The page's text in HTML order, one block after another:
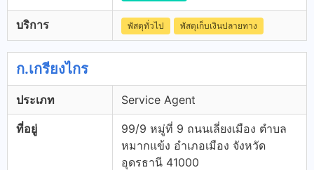
บริการ พัสดุทั่วไป พัสดุเก็บเงินปลายทาง
ก.เกรียงไกร
ประเภท Service Agent
ที่อยู่
99/9 หมู่ที่ 9 ถนนเลี่ยงเมือง ตำบล
หมากแข้ง อำเภอเมือง จังหวัด
อุดรธานี 41000